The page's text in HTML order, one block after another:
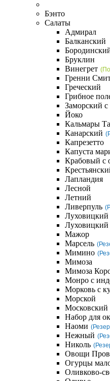
Бэнто
Салаты
Адмирал
Балканский
Бруклин
Винегрет
Гренни
Греческий
Грибное
Заморский
Йоко
Кальмары
Канарский
Капрезетто
Капуста
Крабовый с
Лапландия
Лесной
Летний
Ливерпуль
Луховицкий
Луховицкий
Мажор
Марсель
Мимино
Мимоза
Мимоза
Монро с
Морковь с
Морской
Московский
Набор для
Наоми
Нежный
Николь
Овощи
Огурцы
Оливково-